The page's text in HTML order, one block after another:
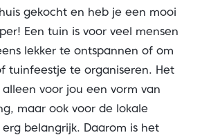
gekocht en heb je een mooi
Een tuin is voor veel mensen
lekker te ontspannen of om
tuinfeestje te organiseren. Het
voor jou een vorm van
maar ook voor de lokale
belangrijk. Daarom is het